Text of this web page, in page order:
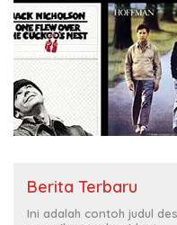
Berita Terbaru
Ini adalah contoh judul